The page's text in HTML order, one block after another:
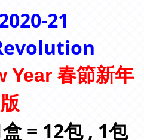
21
Year 春節新年
版
= 12包 , 1包